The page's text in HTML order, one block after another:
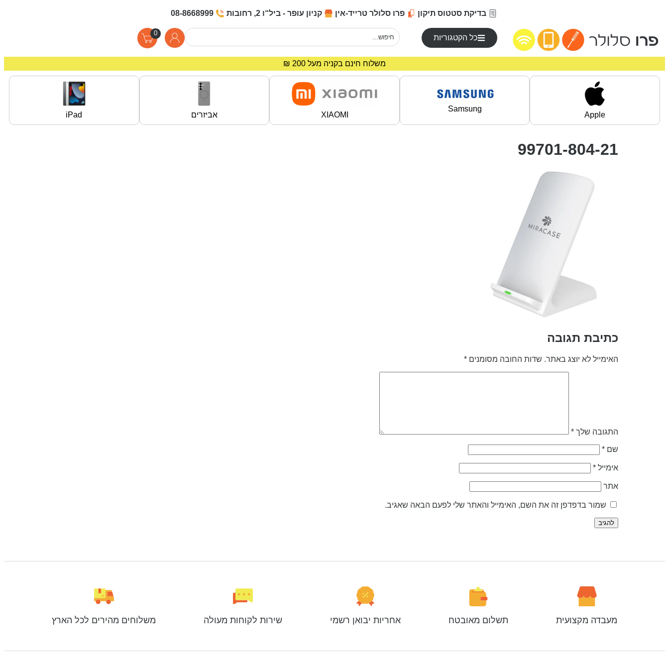
בדיקת סטטוס תיקון פרו סלולר טרייד-אין קניון עופר - ביל“ו 2, רחובות 08-8668999
כל הקטגוריות
0
משלוח חינם בקניה מעל 200 ₪
מחירים מיוחדים לרוכשים באתר!
Apple
Samsung
XIAOMI אביזרים iPad
99701-804-21
כתיבת תגובה
האימייל לא יוצג באתר. שדות החובה מסומנים *
התגובה שלך *
שם *
אימייל *
אתר
שמור בדפדפן זה את השם, האימייל והאתר שלי לפעם הבאה שאגיב.
מעבדה מקצועית תשלום מאובטח אחריות יבואן רשמי שירות לקוחות מעולה משלוחים מהירים לכל הארץ